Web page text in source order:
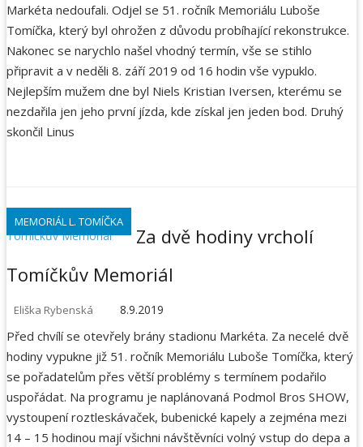
Markéta nedoufali. Odjel se 51. ročník Memoriálu Luboše
Tomíčka, který byl ohrožen z důvodu probíhající rekonstrukce.
Nakonec se narychlo našel vhodný termín, vše se stihlo
připravit a v neděli 8. září 2019 od 16 hodin vše vypuklo.
Nejlepším mužem dne byl Niels Kristian Iversen, kterému se
nezdařila jen jeho první jízda, kde získal jen jeden bod. Druhý
skončil Linus
MEMORIÁL L. TOMÍČKA
Za dvě hodiny vrcholí
Tomíčkův Memoriál
Eliška Rybenská 8.9.2019
Před chvílí se otevřely brány stadionu Markéta. Za necelé dvě
hodiny vypukne již 51. ročník Memoriálu Luboše Tomíčka, který
se pořadatelům přes větší problémy s termínem podařilo
uspořádat. Na programu je naplánovaná Podmol Bros SHOW,
vystoupení roztleskávaček, bubenické kapely a zejména mezi
14 – 15 hodinou mají všichni návštěvníci volný vstup do depa a